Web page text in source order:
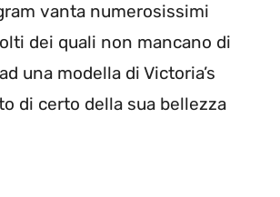
vanta numerosissimi
dei quali non mancano di
una modella di Victoria’s
di certo della sua bellezza